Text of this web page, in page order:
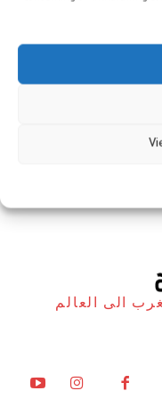
مباراة الفيلم
الى العالم